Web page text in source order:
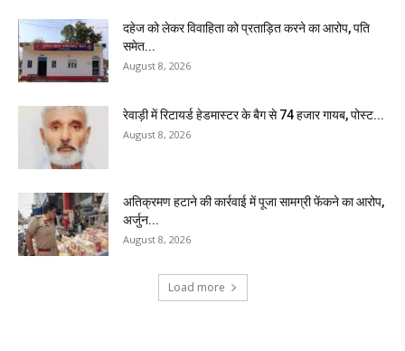
दहेज को लेकर विवाहिता को प्रताड़ित करने का आरोप, पति
समेत...
August 8, 2026
रेवाड़ी में रिटायर्ड हेडमास्टर के बैग से ₹74 हजार गायब, पोस्ट...
August 8, 2026
अतिक्रमण हटाने की कार्रवाई में पूजा सामग्री फेंकने का आरोप,
अर्जुन...
August 8, 2026
Load more